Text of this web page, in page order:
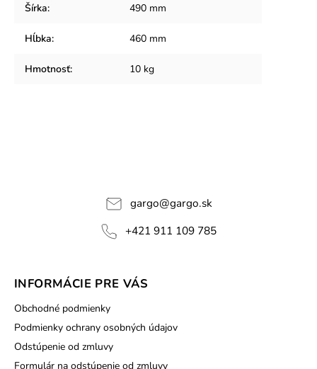
Šírka: 490 mm
Hĺbka: 460 mm
Hmotnosť: 10 kg
gargo@gargo.sk
+421 911 109 785
INFORMÁCIE PRE VÁS
Obchodné podmienky
Podmienky ochrany osobných údajov
Odstúpenie od zmluvy
Formulár na odstúpenie od zmluvy